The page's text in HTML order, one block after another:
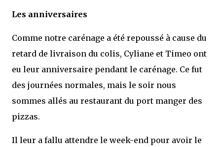
Les anniversaires
Comme notre carénage a été repoussé à cause du
retard de livraison du colis, Cyliane et Timeo ont
eu leur anniversaire pendant le carénage. Ce fut
des journées normales, mais le soir nous
sommes allés au restaurant du port manger des
pizzas.
Il leur a fallu attendre le week-end pour avoir le